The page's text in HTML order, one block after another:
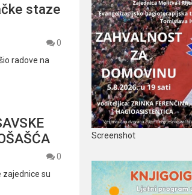
staze
0
radove na
0
zajednice su
Screenshot